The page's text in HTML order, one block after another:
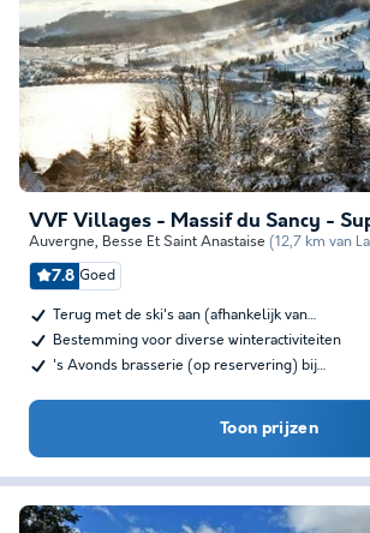
VVF Villages - Massif du Sancy -
Auvergne, Besse Et Saint Anastaise (12,7 km van
7.8 Goed
Terug met de ski's aan (afhankelijk van…
Bestemming voor diverse winteractiviteiten
's Avonds brasserie (op reservering) bij…
Toon prijzen